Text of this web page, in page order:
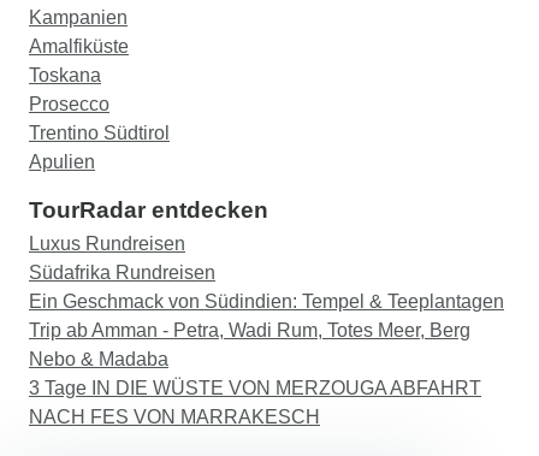
Kampanien
Amalfiküste
Toskana
Prosecco
Trentino Südtirol
Apulien
TourRadar entdecken
Luxus Rundreisen
Südafrika Rundreisen
Ein Geschmack von Südindien: Tempel & Teeplantagen
Trip ab Amman - Petra, Wadi Rum, Totes Meer, Berg
Nebo & Madaba
3 Tage IN DIE WÜSTE VON MERZOUGA ABFAHRT
NACH FES VON MARRAKESCH